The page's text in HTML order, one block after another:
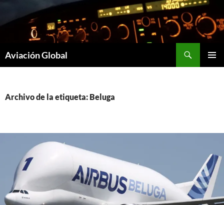
contenido
Aviación Global
Archivo de la etiqueta: Beluga